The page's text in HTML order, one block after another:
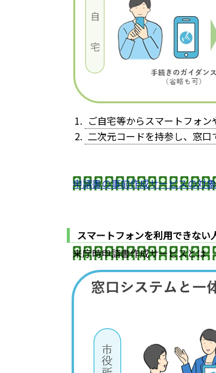
ご自宅等からスマートフォ
二次元コードを持参し、窓
申請書の事前作成サービスの対
スマートフォンを利用できない
来庁時申請書作成サービスとは